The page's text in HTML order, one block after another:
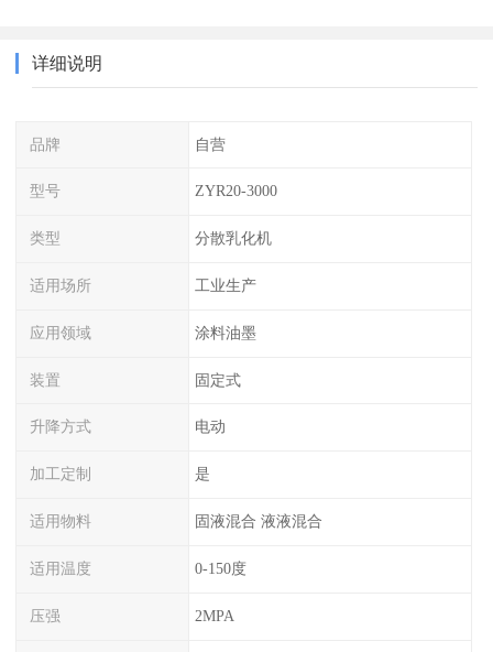
详细说明
品牌 自营
型号 ZYR20-3000
类型 分散乳化机
适用场所 工业生产
应用领域 涂料油墨
装置 固定式
升降方式 电动
加工定制 是
适用物料 固液混合 液液混合
适用温度 0-150度
压强 2MPA